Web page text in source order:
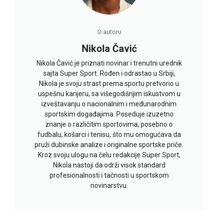
O autoru
Nikola Čavić
Nikola Čavić je priznati novinar i trenutni urednik
sajta Super Sport. Rođen i odrastao u Srbiji,
Nikola je svoju strast prema sportu pretvorio u
uspešnu karijeru, sa višegodišnjim iskustvom u
izveštavanju o nacionalnim i međunarodnim
sportskim događajima. Poseduje izuzetno
znanje o različitim sportovima, posebno o
fudbalu, košarci i tenisu, što mu omogućava da
pruži dubinske analize i originalne sportske priče.
Kroz svoju ulogu na čelu redakcije Super Sport,
Nikola nastoji da održi visok standard
profesionalnosti i tačnosti u sportskom
novinarstvu.